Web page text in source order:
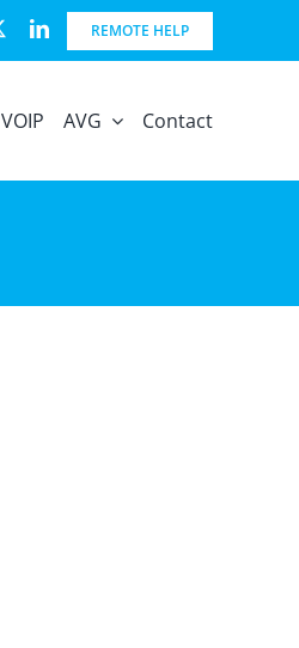
REMOTE HELP
VOIP AVG Contact